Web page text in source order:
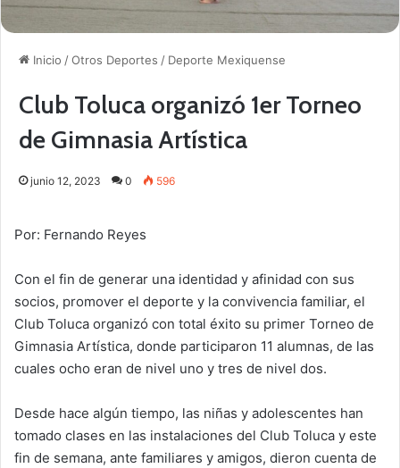
Inicio /Otros Deportes / Deporte Mexiquense
Club Toluca organizó 1er Torneo
de Gimnasia Artística
junio 12, 2023 0 596
Por: Fernando Reyes
Con el fin de generar una identidad y afinidad con sus
socios, promover el deporte y la convivencia familiar, el
Club Toluca organizó con total éxito su primer Torneo de
Gimnasia Artística, donde participaron 11 alumnas, de las
cuales ocho eran de nivel uno y tres de nivel dos.
Desde hace algún tiempo, las niñas y adolescentes han
tomado clases en las instalaciones del Club Toluca y este
fin de semana, ante familiares y amigos, dieron cuenta de